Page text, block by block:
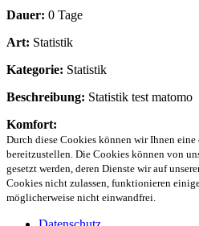
Dauer: 0 Tage
Art: Statistik
Kategorie: Statistik
Beschreibung: Statistik test matomo
Komfort:
Durch diese Cookies können wir Ihnen
bereitzustellen. Die Cookies können von
gesetzt werden, deren Dienste wir auf
Cookies nicht zulassen, funktionieren
möglicherweise nicht einwandfrei.